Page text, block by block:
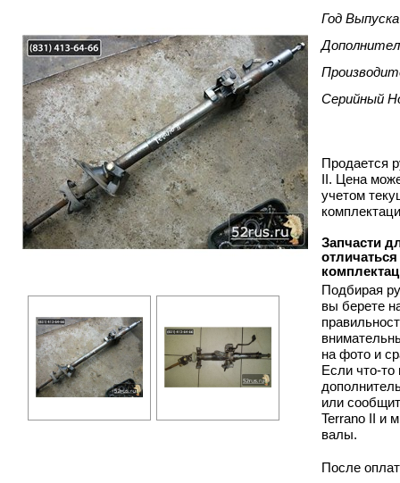
Год Выпуска
Серийный
Продается
II. Цена
учетом
Запчасти
Подбирая
вы берете
на фото и
Если что-
или
Terrano II и
валы.
После